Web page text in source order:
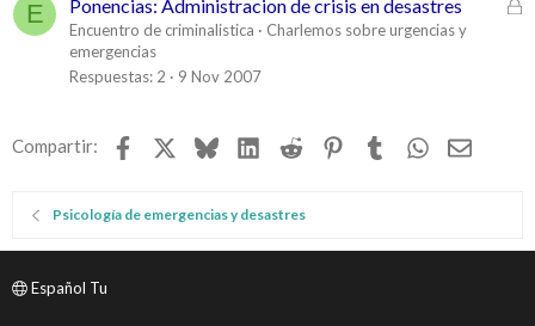
E Ponencias: Administracion de crisis en desastres
Encuentro de criminalistica
Charlemos sobre urgencias y
emergencias
Respuestas 2 9 Nov 2007
Compartir: Facebook BlueskyLinkedIn
Reddit Pinterest
TumblrWhatsApp
Email
Psicología de emergencias y desastres
Español Tu